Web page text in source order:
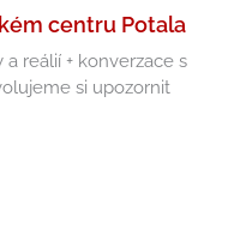
centru Potala
reálií + konverzace s
si upozornit